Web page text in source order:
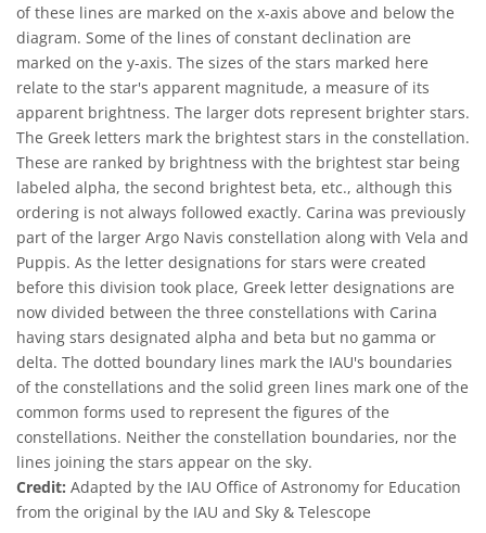
of these lines are marked on the x-axis above and below the
diagram. Some of the lines of constant declination are
marked on the y-axis. The sizes of the stars marked here
relate to the star's apparent magnitude, a measure of its
apparent brightness. The larger dots represent brighter stars.
The Greek letters mark the brightest stars in the constellation.
These are ranked by brightness with the brightest star being
labeled alpha, the second brightest beta, etc., although this
ordering is not always followed exactly. Carina was previously
part of the larger Argo Navis constellation along with Vela and
Puppis. As the letter designations for stars were created
before this division took place, Greek letter designations are
now divided between the three constellations with Carina
having stars designated alpha and beta but no gamma or
delta. The dotted boundary lines mark the IAU's boundaries
of the constellations and the solid green lines mark one of the
common forms used to represent the figures of the
constellations. Neither the constellation boundaries, nor the
lines joining the stars appear on the sky.
Credit: Adapted by the IAU Office of Astronomy for Education
from the original by the IAU and Sky & Telescope